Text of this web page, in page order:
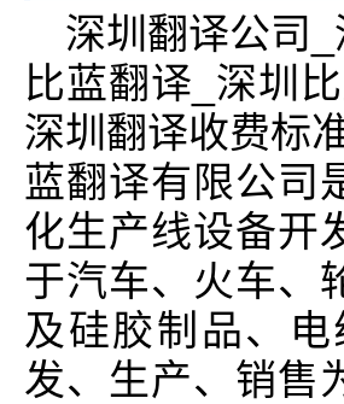
深圳翻译公司
比蓝翻译_深圳
深圳翻译收费标
蓝翻译有限公司
化生产线设备开
于汽车、火车、
及硅胶制品、
发、生产、销售